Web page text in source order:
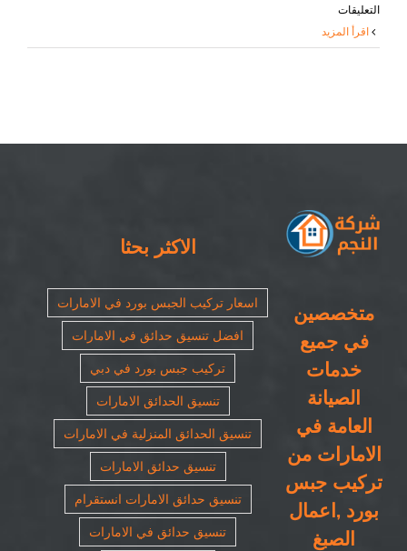
التعليقاتعلى
سباك
في
متخصصين
في جميع
خدمات
الصيانة
العامة في
الامارات من
تركيب جبس
بورد ,اعمال
الصبغ
الاكثر بحثا
اسعار تركيب الجبس بورد في الامارات
افضل تنسيق حدائق في الامارات
تركيب جبس بورد في دبي
تنسيق الحدائق الامارات
تنسيق الحدائق المنزلية في الامارات
تنسيق حدائق الامارات
تنسيق حدائق الامارات انستقرام
تنسيق حدائق في الامارات